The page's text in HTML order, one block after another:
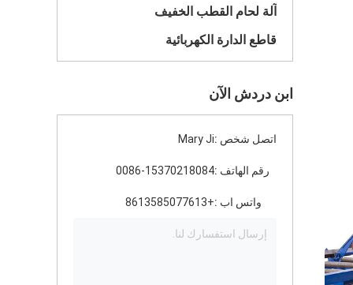
آلة لحام القطب الخفيف
قاطع الدارة الكهربائية
ابن دردش الآن
اتصل شخص :Mary Ji
رقم الهاتف :0086-15370218084
واتس اب :+8613585077613